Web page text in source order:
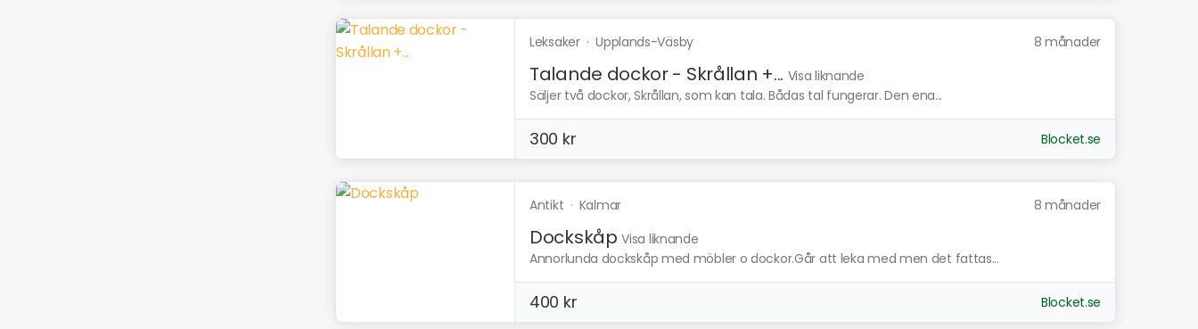
Leksaker·Upplands-Väsby 8 månader
Talande dockor - Skrållan +... Visa liknande
Säljer två dockor, Skrållan, som kan tala. Bådas tal fungerar. Den ena...
300 kr Blocket.se
Antikt · Kalmar 8 månader
Dockskåp Visa liknande
Annorlunda dockskåp med möbler o dockor.Går att leka med men det fattas...
400 kr Blocket.se